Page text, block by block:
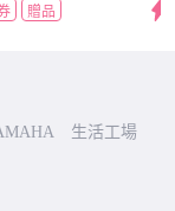
)
贈品
生活工場